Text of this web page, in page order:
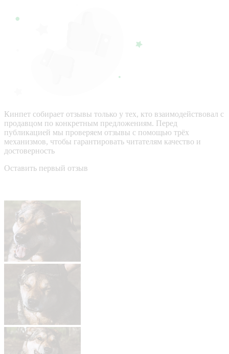
Кинпет собирает отзывы только у тех, кто взаимодействовал с
продавцом по конкретным предложениям. Перед
публикацией мы проверяем отзывы с помощью трёх
механизмов, чтобы гарантировать читателям качество и
достоверность
Оставить первый отзыв